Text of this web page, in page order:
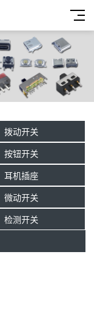
拨动开关
按钮开关
耳机插座
微动开关
检测开关